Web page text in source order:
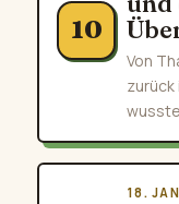
10
Von
zurück
18.